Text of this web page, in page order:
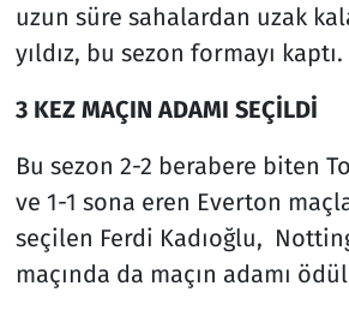
uzun süre sahalardan uzak
yıldız, bu sezon formayı kaptı.
3 KEZ MAÇIN ADAMI SEÇİLDİ
Bu sezon 2-2 berabere biten
ve 1-1 sona eren Everton
seçilen Ferdi Kadıoğlu,
maçında da maçın adamı